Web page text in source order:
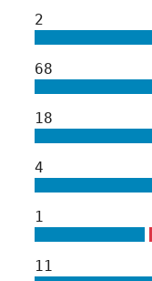
2
68
18
4
1
11